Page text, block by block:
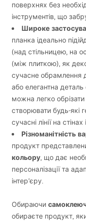
поверхнях без
інструментів, що
Широке
планка ідеально
(над стільницею, на
(між плиткою), як
сучасне обрамлення
або елегантна
можна легко
створювати будь-які
сучасні лінії на
Різноманітність
продукт
кольору, що дає
персоналізації та
інтер’єру.
Обираючи
обираєте продукт,